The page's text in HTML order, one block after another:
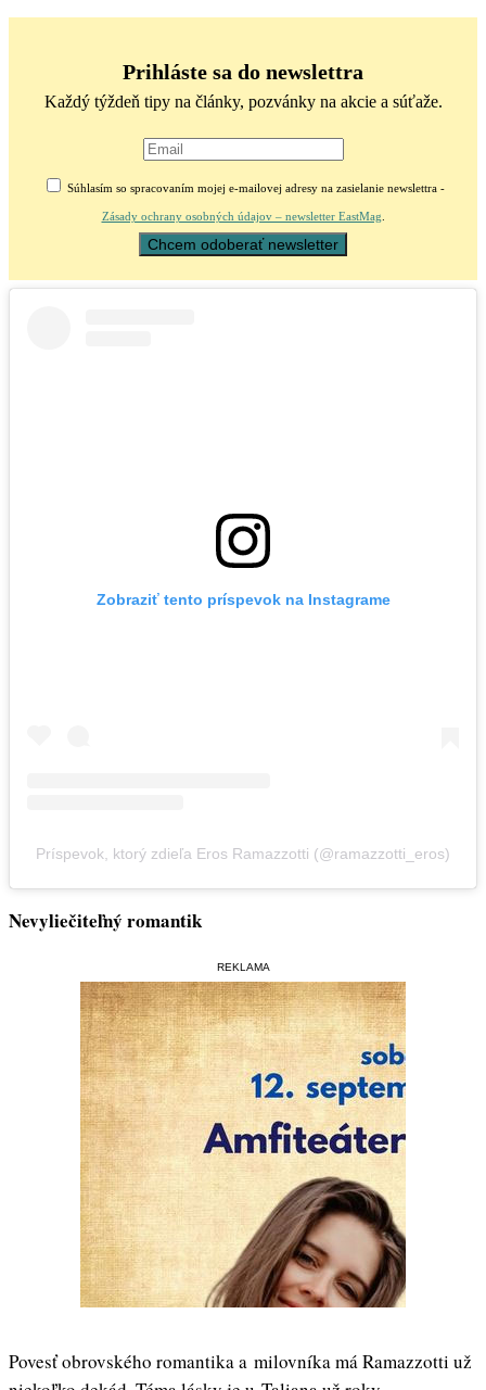
Prihláste sa do newslettra
Každý týždeň tipy na články, pozvánky na akcie a súťaže.
Súhlasím so spracovaním mojej e-mailovej adresy na zasielanie newslettra -
Zásady ochrany osobných údajov – newsletter EastMag
Zobraziť tento príspevok na Instagrame
Príspevok, ktorý zdieľa Eros Ramazzotti (@ramazzotti_eros)
Nevyliečiteľný romantik
REKLAMA
Povesť obrovského romantika a milovníka má Ramazzotti už